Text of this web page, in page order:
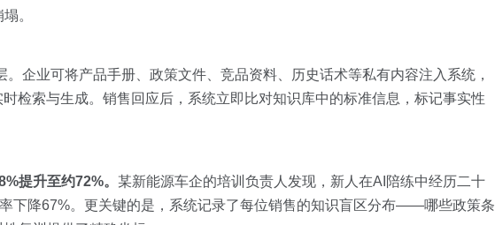
。
企业可将产品手册、政策文件、竞品资料、历史话术等私有内容注入系统，
检索与生成。销售回应后，系统立即比对知识库中的标准信息，标记事实性
提升至约72%。 某新能源车企的培训负责人发现，新人在AI陪练中经历二十
下降67%。更关键的是，系统记录了每位销售的知识盲区分布——哪些政策条